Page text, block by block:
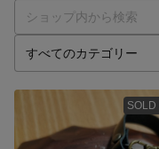
SOLD